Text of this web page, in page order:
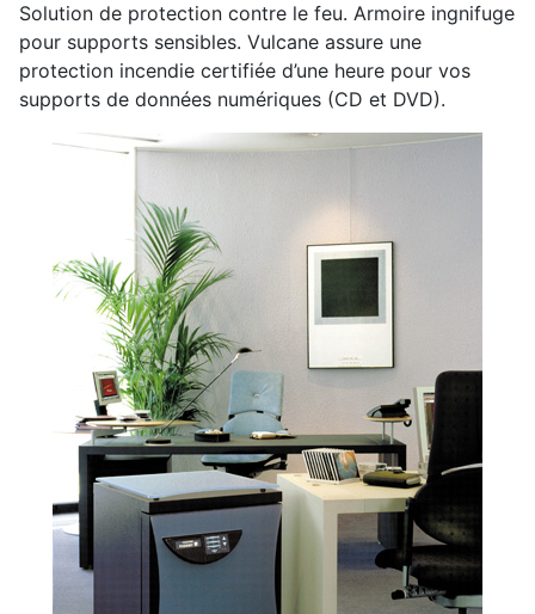
Solution de protection contre le feu. Armoire ingnifuge
pour supports sensibles. Vulcane assure une
protection incendie certifiée d’une heure pour vos
supports de données numériques (CD et DVD).